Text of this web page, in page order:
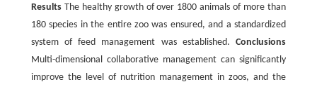
ResultsThe healthy growth of over 1800 animals of more than
180 species in the entire zoo was ensured, and a standardized
system of feed management was established.Conclusions
Multi-dimensional collaborative management can significantly
improve the level of nutrition management in zoos, and the